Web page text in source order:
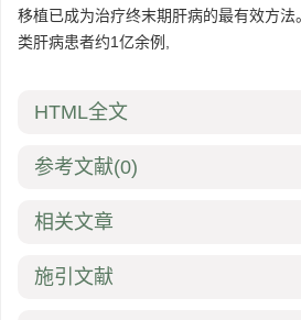
移植已成为治疗终末期肝病的最有效方
类肝病患者约1亿余例,
HTML全文
参考文献(0)
相关文章
施引文献